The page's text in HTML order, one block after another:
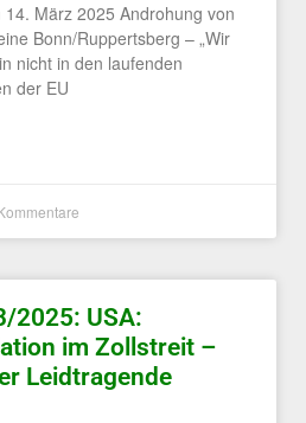
März 2025 Androhung von
Bonn/Ruppertsberg – „Wir
nicht in den laufenden
der EU
2025: USA:
im Zollstreit –
Leidtragende